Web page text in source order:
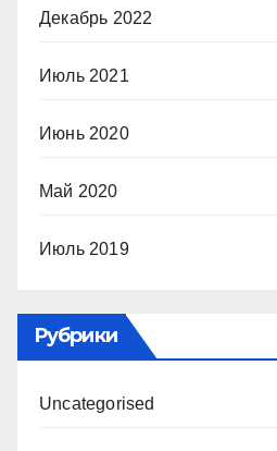
Декабрь 2022
Июль 2021
Июнь 2020
Май 2020
Июль 2019
Рубрики
Uncategorised